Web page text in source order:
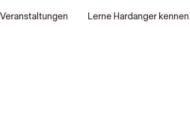
Veranstaltungen Lerne Hardanger kennen